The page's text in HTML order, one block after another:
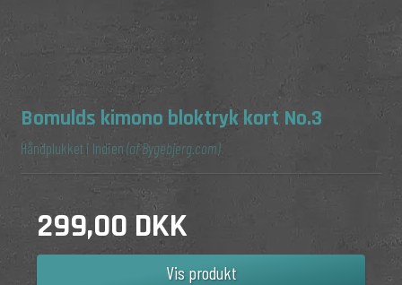
Bomulds kimono bloktryk kort No.3
Håndplukket i Indien(af Bygebjerg.com)
299,00 DKK
Vis produkt